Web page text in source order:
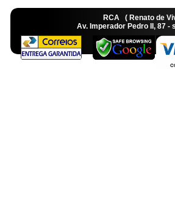
RCA ( Renato de
Av. Imperador Pedro II, 87